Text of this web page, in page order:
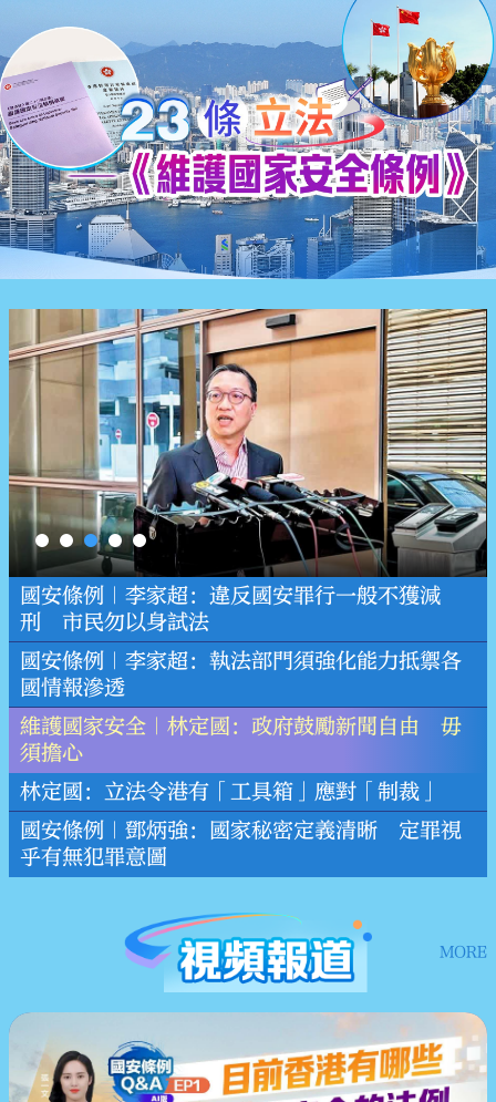
國安條例｜李家超：違反國安罪行一般不獲減
刑 市民勿以身試法
國安條例｜李家超：執法部門須強化能力抵禦各
國情報滲透
維護國家安全｜林定國：政府鼓勵新聞自由 毋
須擔心
林定國：立法令港有「工具箱」應對「制裁」
國安條例｜鄧炳強：國家秘密定義清晰 定罪視
乎有無犯罪意圖
MORE